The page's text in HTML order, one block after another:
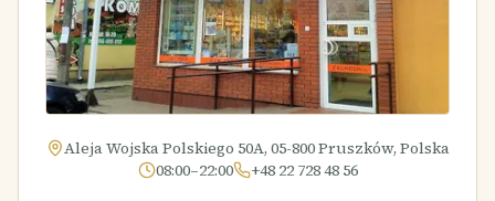
Aleja Wojska Polskiego 50A, 05-800 Pruszków, Polska
08:00–22:00
+48 22 728 48 56